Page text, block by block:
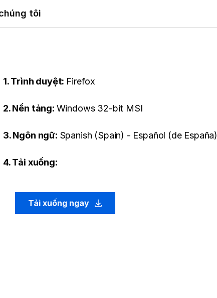
tôi
1. Trình duyệt: Firefox
2. Nền tảng: Windows 32-bit MSI
3. Ngôn ngữ: Spanish (Spain) - Español (de España)
4. Tải xuống:
Tải xuống ngay